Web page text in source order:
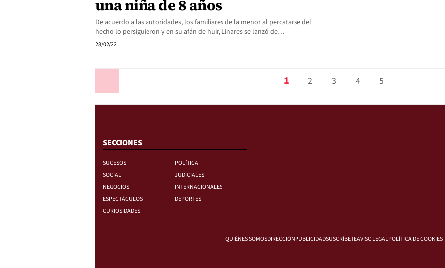
una niña de 8 años
De acuerdo a las autoridades, los familiares de la menor al percatarse del
hecho lo persiguieron y en su afán de huir, Linares se lanzó de…
28/02/22
1 2 3 4 5
SECCIONES
SUCESOS
POLÍTICA
SOCIAL
JUDICIALES
NEGOCIOS
INTERNACIONALES
ESPECTÁCULOS
DEPORTES
CURIOSIDADES
QUIÉNES SOMOSDIRECCIÓNPUBLICIDADSUSCRÍBETEAVISO LEGALPOLÍTICA DE COOKIES